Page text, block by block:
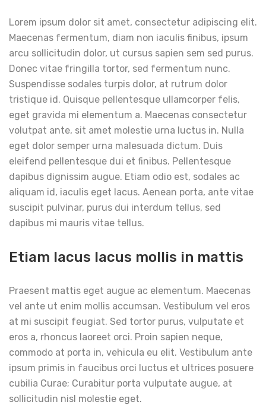
Lorem ipsum dolor sit amet, consectetur adipiscing elit.
Maecenas fermentum, diam non iaculis finibus, ipsum
arcu sollicitudin dolor, ut cursus sapien sem sed purus.
Donec vitae fringilla tortor, sed fermentum nunc.
Suspendisse sodales turpis dolor, at rutrum dolor
tristique id. Quisque pellentesque ullamcorper felis,
eget gravida mi elementum a. Maecenas consectetur
volutpat ante, sit amet molestie urna luctus in. Nulla
eget dolor semper urna malesuada dictum. Duis
eleifend pellentesque dui et finibus. Pellentesque
dapibus dignissim augue. Etiam odio est, sodales ac
aliquam id, iaculis eget lacus. Aenean porta, ante vitae
suscipit pulvinar, purus dui interdum tellus, sed
dapibus mi mauris vitae tellus.
Etiam lacus lacus mollis in mattis
Praesent mattis eget augue ac elementum. Maecenas
vel ante ut enim mollis accumsan. Vestibulum vel eros
at mi suscipit feugiat. Sed tortor purus, vulputate et
eros a, rhoncus laoreet orci. Proin sapien neque,
commodo at porta in, vehicula eu elit. Vestibulum ante
ipsum primis in faucibus orci luctus et ultrices posuere
cubilia Curae; Curabitur porta vulputate augue, at
sollicitudin nisl molestie eget.